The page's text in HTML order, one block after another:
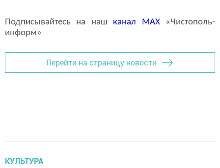
Подписывайтесь на наш канал MAX«Чистополь-
информ»
Перейти на страницу новости
КУЛЬТУРА